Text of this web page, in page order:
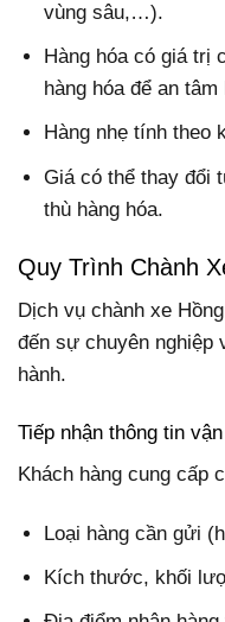
vùng sâu,…).
Hàng hóa có giá trị
hàng hóa để an tâm
Hàng nhẹ tính theo
Giá có thể thay đổi
thù hàng hóa.
Quy Trình Chành
Dịch vụ chành xe
đến sự chuyên nghiệp
hành.
Tiếp nhận thông tin
Khách hàng cung cấp
Loại hàng cần gửi
Kích thước, khối